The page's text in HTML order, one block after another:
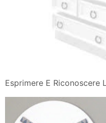
Esprimere E Riconoscere